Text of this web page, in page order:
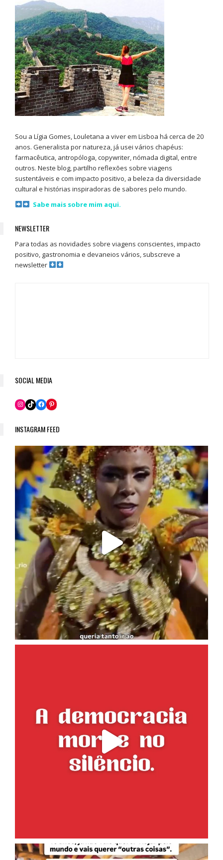
Sou a Lígia Gomes, Louletana a viver em Lisboa há cerca de 20
anos. Generalista por natureza, já usei vários chapéus:
farmacêutica, antropóloga, copywriter, nómada digital, entre
outros. Neste blog, partilho reflexões sobre viagens
sustentáveis e com impacto positivo, a beleza da diversidade
cultural e histórias inspiradoras de sabores pelo mundo.
Sabe mais sobre mim aqui.
NEWSLETTER
Para todas as novidades sobre viagens conscientes, impacto
positivo, gastronomia e devaneios vários, subscreve a
newsletter
SOCIAL MEDIA
Instagram
TikTokFacebookPinterest
INSTAGRAM FEED